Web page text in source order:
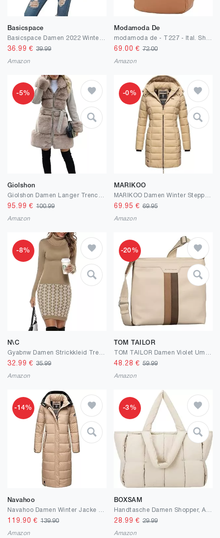
Basicspace
36.99 €39.99
Amazon
Modamoda De
69.00 € 72.00
Amazon
-5%
Giolshon
95.99 €100.99
Amazon
-0%
MARIKOO
69.95 € 69.95
Amazon
-8%
N\C
32.99 €35.99
Amazon
-20%
TOM TAILOR
48.28 € 59.99
Amazon
-14%
Navahoo
119.90 €139.90
Amazon
-3%
BOXSAM
28.99 € 29.99
Amazon